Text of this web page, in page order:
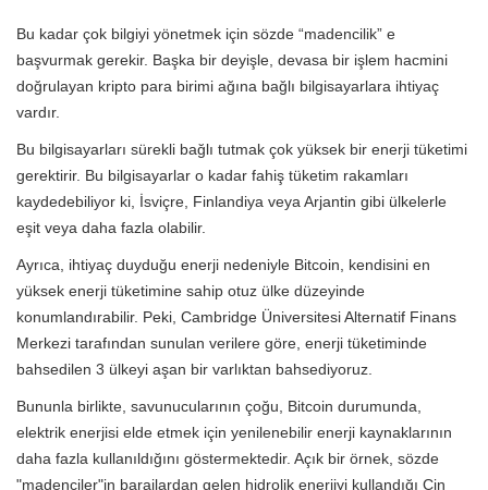
Bu kadar çok bilgiyi yönetmek için sözde “madencilik” e
başvurmak gerekir. Başka bir deyişle, devasa bir işlem hacmini
doğrulayan kripto para birimi ağına bağlı bilgisayarlara ihtiyaç
vardır.
Bu bilgisayarları sürekli bağlı tutmak çok yüksek bir enerji tüketimi
gerektirir. Bu bilgisayarlar o kadar fahiş tüketim rakamları
kaydedebiliyor ki, İsviçre, Finlandiya veya Arjantin gibi ülkelerle
eşit veya daha fazla olabilir.
Ayrıca, ihtiyaç duyduğu enerji nedeniyle Bitcoin, kendisini en
yüksek enerji tüketimine sahip otuz ülke düzeyinde
konumlandırabilir. Peki, Cambridge Üniversitesi Alternatif Finans
Merkezi tarafından sunulan verilere göre, enerji tüketiminde
bahsedilen 3 ülkeyi aşan bir varlıktan bahsediyoruz.
Bununla birlikte, savunucularının çoğu, Bitcoin durumunda,
elektrik enerjisi elde etmek için yenilenebilir enerji kaynaklarının
daha fazla kullanıldığını göstermektedir. Açık bir örnek, sözde
"madenciler"in barajlardan gelen hidrolik enerjiyi kullandığı Çin